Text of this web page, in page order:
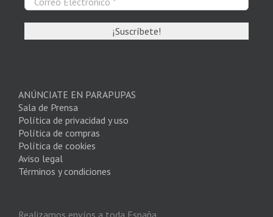
ANÚNCIATE EN PARAPUPAS
Sala de Prensa
Política de privacidad y uso
Política de compras
Política de cookies
Aviso legal
Términos y condiciones